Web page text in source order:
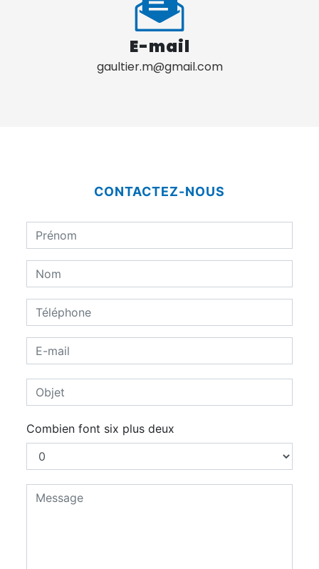
E-mail
gaultier.m@gmail.com
CONTACTEZ-NOUS
Combien font six plus deux